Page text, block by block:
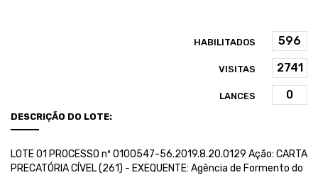
HABILITADOS
VISITAS
LANCES
DESCRIÇÃO DO LOTE:
LOTE 01 PROCESSO nº 0100547-56.2019.8.20.0129 Ação: CARTA
PRECATÓRIA CÍVEL (261) - EXEQUENTE: Agência de Formento do